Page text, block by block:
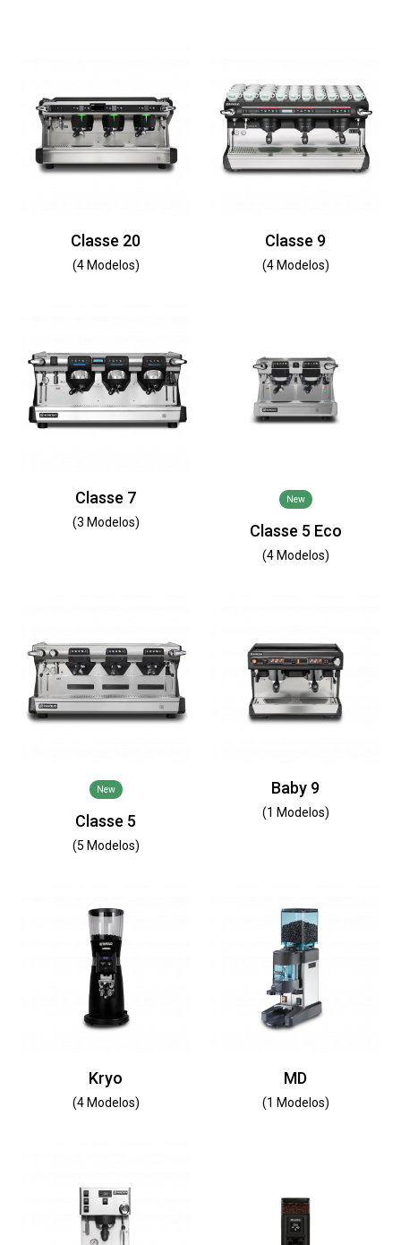
Classe 20
(4 Modelos)
Classe 9
(4 Modelos)
Classe 7
(3 Modelos)
New
Classe 5 Eco
(4 Modelos)
New
Classe 5
(5 Modelos)
Baby 9
(1 Modelos)
Kryo
(4 Modelos)
MD
(1 Modelos)